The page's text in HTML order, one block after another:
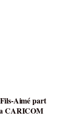
Aimé part
CARICOM